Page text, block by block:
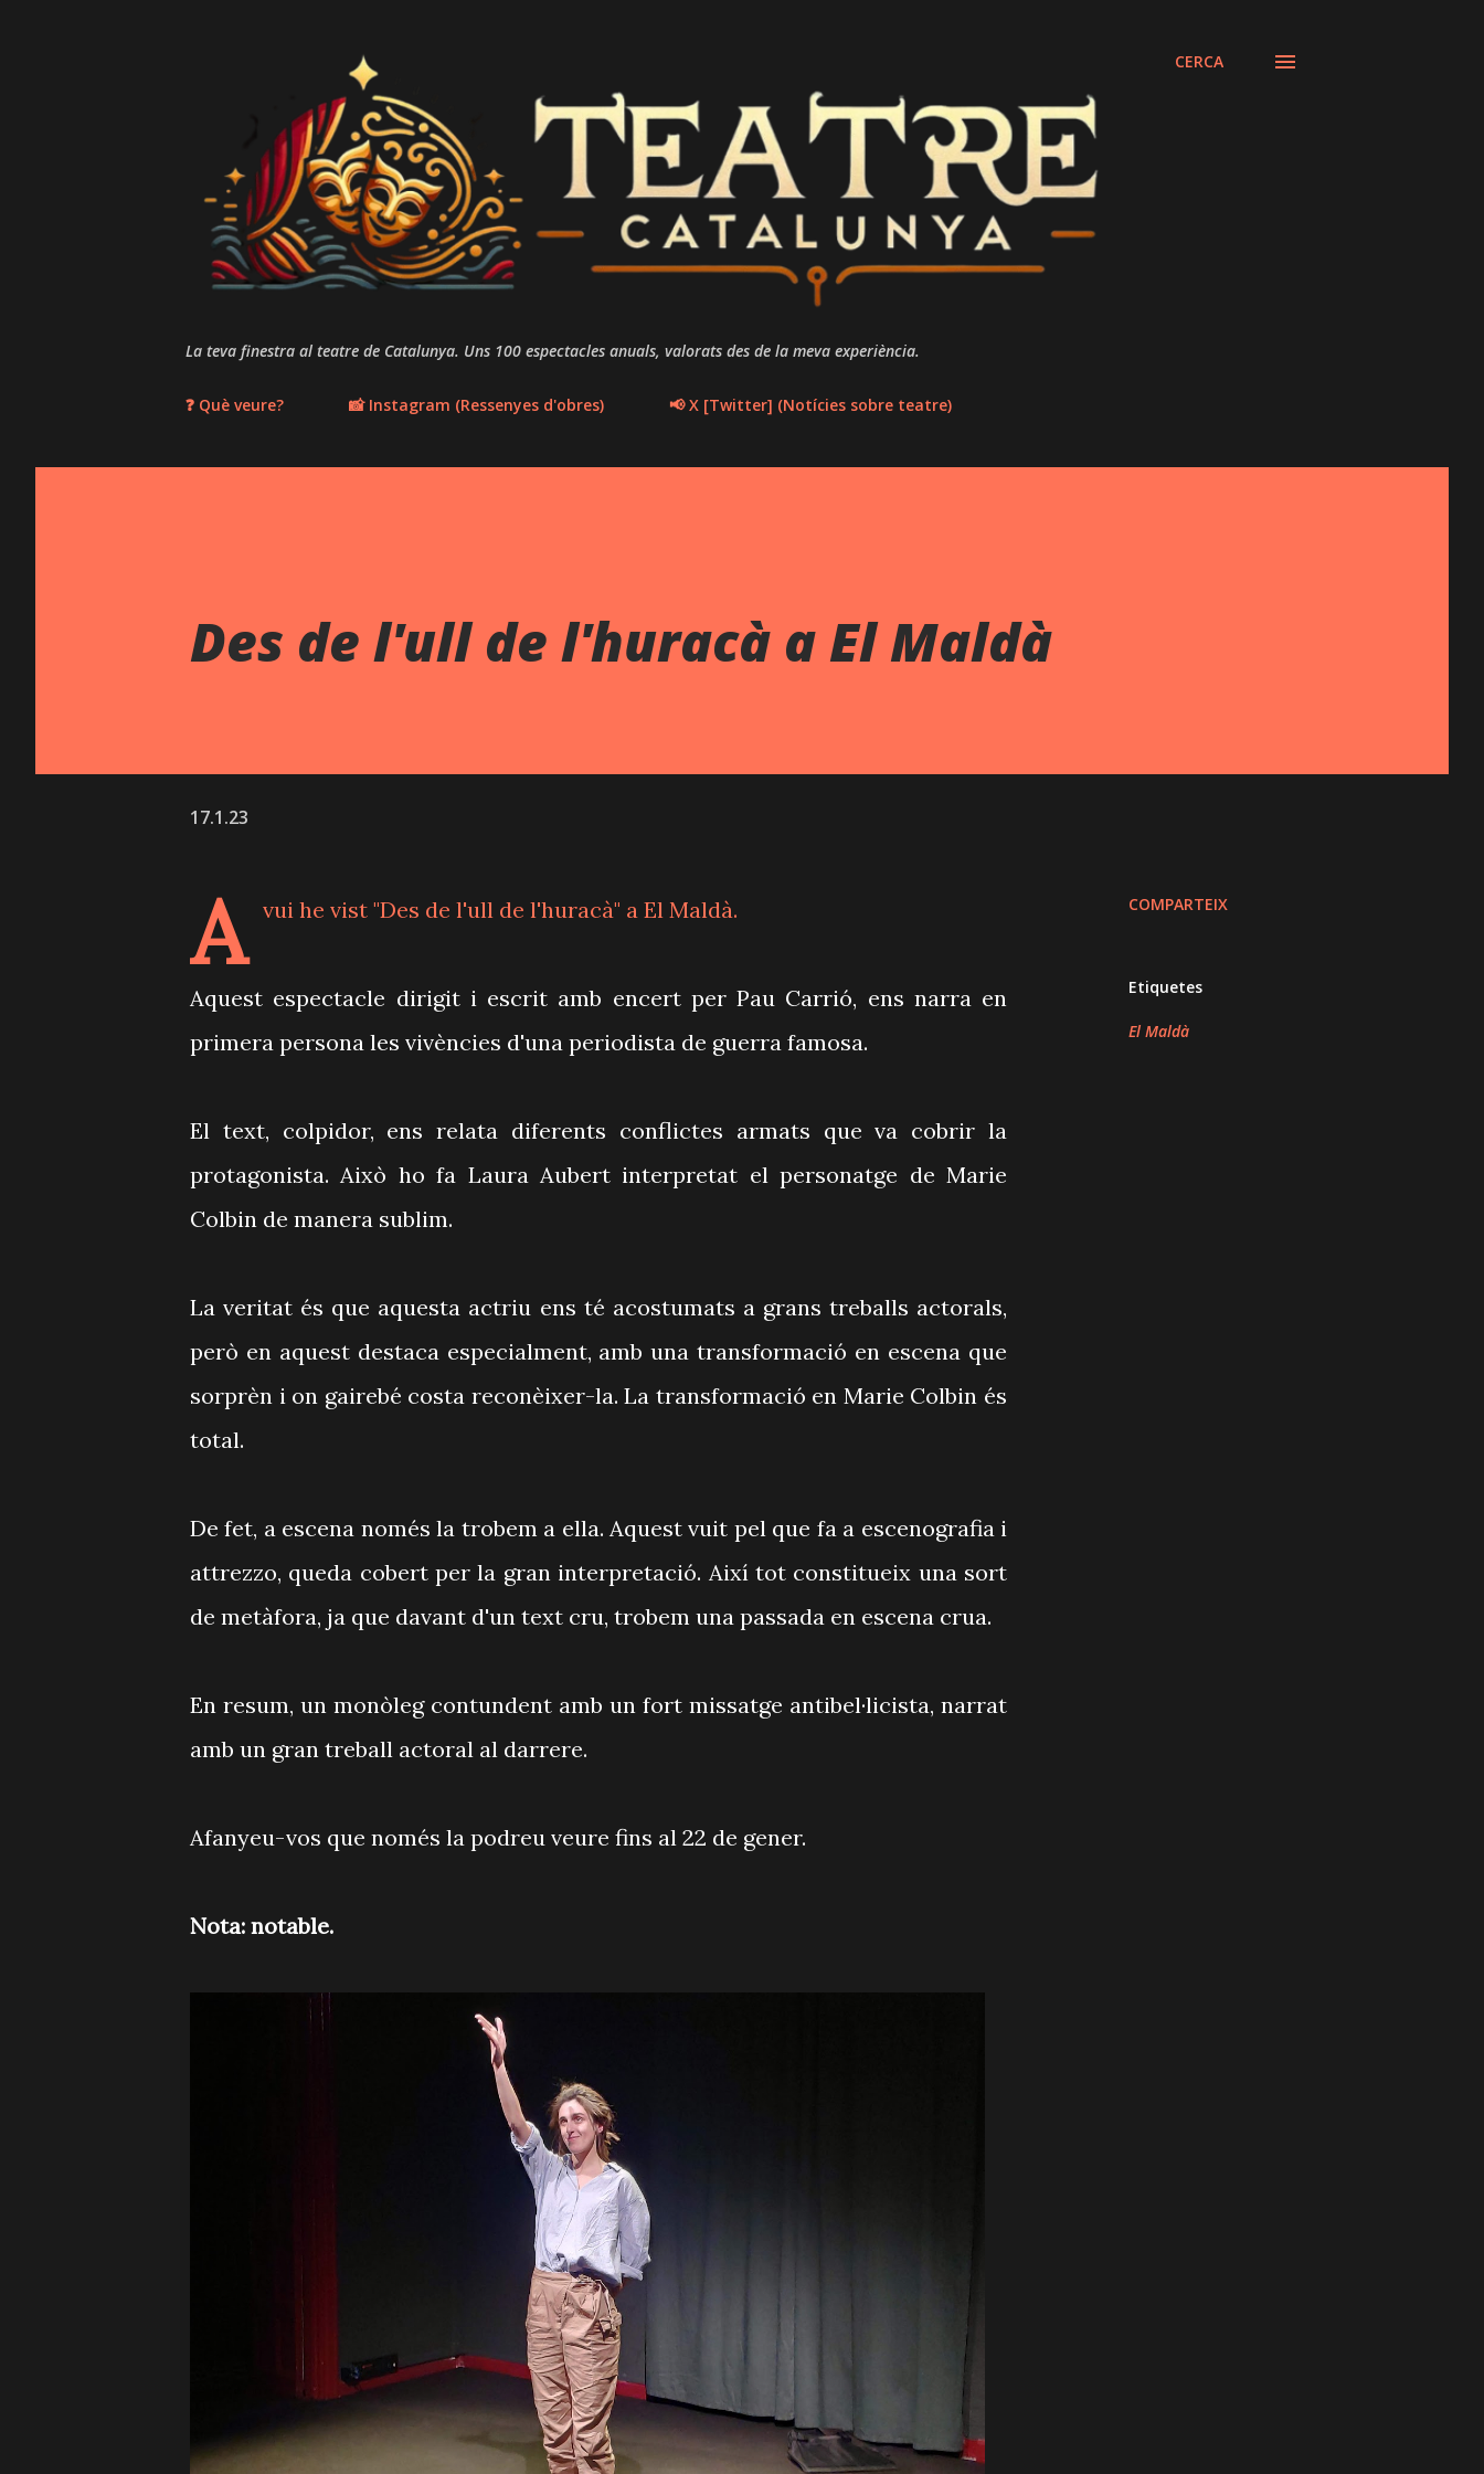
La teva finestra al teatre de Catalunya. Uns 100 espectacles anuals, valorats des de la meva experiència.
CERCA
❓ Què veure? 📸 Instagram (Ressenyes d'obres) 📢 X [Twitter] (Notícies sobre teatre)
Des de l'ull de l'huracà a El Maldà
17.1.23
A vui he vist "Des de l'ull de l'huracà" a El Maldà.
Aquest espectacle dirigit i escrit amb encert per Pau Carrió, ens narra en
primera persona les vivències d'una periodista de guerra famosa.
El text, colpidor, ens relata diferents conflictes armats que va cobrir la
protagonista. Això ho fa Laura Aubert interpretat el personatge de Marie
Colbin de manera sublim.
La veritat és que aquesta actriu ens té acostumats a grans treballs actorals,
però en aquest destaca especialment, amb una transformació en escena que
sorprèn i on gairebé costa reconèixer-la. La transformació en Marie Colbin és
total.
De fet, a escena només la trobem a ella. Aquest vuit pel que fa a escenografia i
attrezzo, queda cobert per la gran interpretació. Així tot constitueix una sort
de metàfora, ja que davant d'un text cru, trobem una passada en escena crua.
En resum, un monòleg contundent amb un fort missatge antibel·licista, narrat
amb un gran treball actoral al darrere.
Afanyeu-vos que només la podreu veure fins al 22 de gener.
Nota: notable.
COMPARTEIX
Etiquetes
El Maldà